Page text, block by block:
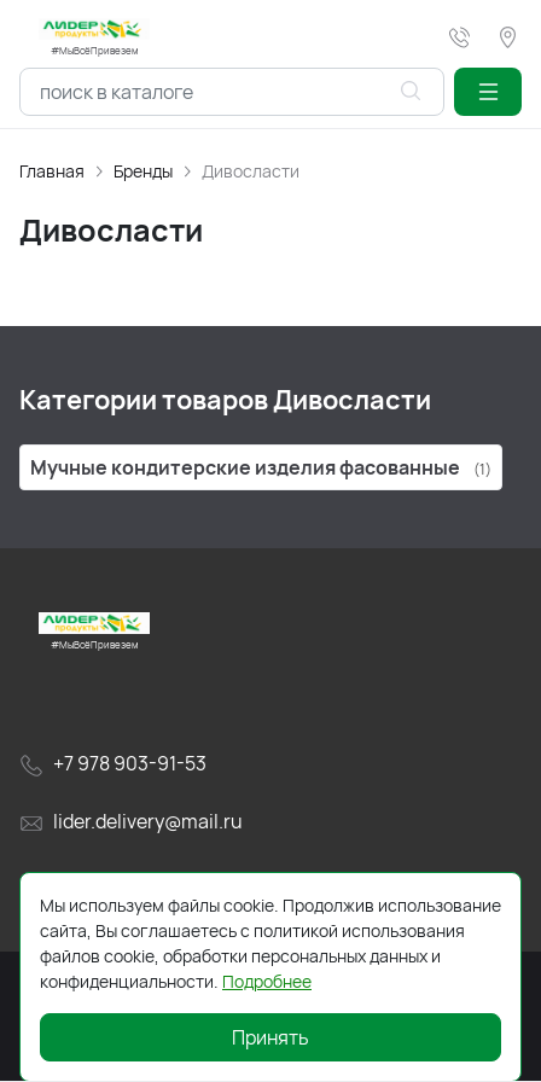
#МыВсёПривезем
Главная Бренды Дивосласти
Дивосласти
Категории товаров Дивосласти
Мучные кондитерские изделия фасованные (1)
#МыВсёПривезем
+7 978 903-91-53
lider.delivery@mail.ru
просп. Генерала Острякова, 65А
2026 © Все права защищены. Работает наReadyScript
Мы используем файлы cookie. Продолжив использование
сайта, Вы соглашаетесь с политикой использования
файлов cookie, обработки персональных данных и
конфиденциальности. Подробнее
Принять